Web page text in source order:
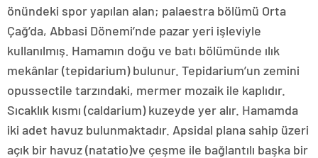
önündeki spor yapılan alan; palaestra bölümü Orta
Çağ’da, Abbasi Dönemi’nde pazar yeri işleviyle
kullanılmış. Hamamın doğu ve batı bölümünde ılık
mekânlar (tepidarium) bulunur. Tepidarium’un zemini
opussectile tarzındaki, mermer mozaik ile kaplıdır.
Sıcaklık kısmı (caldarium) kuzeyde yer alır. Hamamda
iki adet havuz bulunmaktadır. Apsidal plana sahip üzeri
açık bir havuz (natatio)ve çeşme ile bağlantılı başka bir